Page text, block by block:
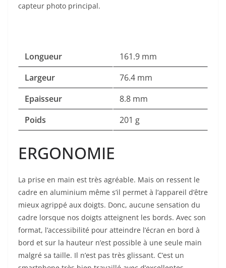
capteur photo principal.
Longueur
161.9 mm
Largeur
76.4 mm
Epaisseur
8.8 mm
Poids
201 g
ERGONOMIE
La prise en main est très agréable. Mais on ressent le
cadre en aluminium même s’il permet à l’appareil d’être
mieux agrippé aux doigts. Donc, aucune sensation du
cadre lorsque nos doigts atteignent les bords. Avec son
format, l’accessibilité pour atteindre l’écran en bord à
bord et sur la hauteur n’est possible à une seule main
malgré sa taille. Il n’est pas très glissant. C’est un